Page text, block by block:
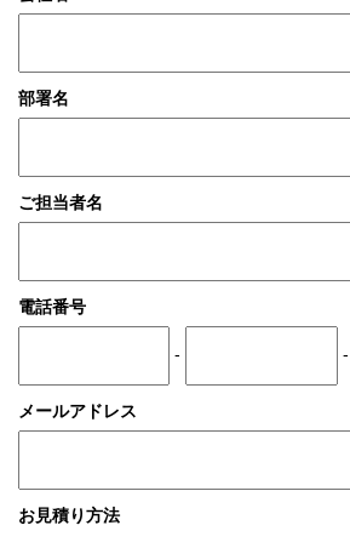
部署名
ご担当者名
電話番号
- -
メールアドレス
お見積り方法